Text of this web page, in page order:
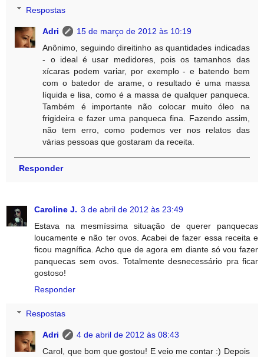
Respostas
Adri
15 de março de 2012 às 10:19
Anônimo, seguindo direitinho as quantidades indicadas
- o ideal é usar medidores, pois os tamanhos das
xícaras podem variar, por exemplo - e batendo bem
com o batedor de arame, o resultado é uma massa
líquida e lisa, como é a massa de qualquer panqueca.
Também é importante não colocar muito óleo na
frigideira e fazer uma panqueca fina. Fazendo assim,
não tem erro, como podemos ver nos relatos das
várias pessoas que gostaram da receita.
Responder
Caroline J. 3 de abril de 2012 às 23:49
Estava na mesmíssima situação de querer panquecas
loucamente e não ter ovos. Acabei de fazer essa receita e
ficou magnífica. Acho que de agora em diante só vou fazer
panquecas sem ovos. Totalmente desnecessário pra ficar
gostoso!
Responder
Respostas
Adri
4 de abril de 2012 às 08:43
Carol, que bom que gostou! E veio me contar :) Depois